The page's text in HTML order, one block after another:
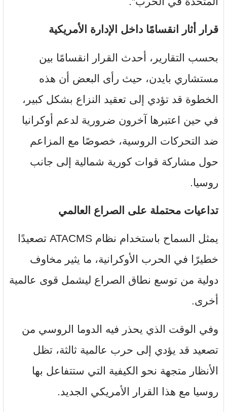
قرار أثار انقسامًا داخل الإدارة الأمريكية
بحسب التقارير، أحدث القرار انقسامًا بين
مستشاري بايدن، حيث رأى البعض أن هذه
الخطوة قد تؤدي إلى تعقيد النزاع بشكل كبير،
في حين اعتبرها آخرون ضرورية لدعم أوكرانيا
ضد التحركات الروسية، خصوصًا مع المزاعم
حول مشاركة قوات كورية شمالية إلى جانب
روسيا.
تداعيات محتملة على الصراع العالمي
يمثل السماح باستخدام نظام ATACMS تصعيدًا
خطيرًا في الحرب الأوكرانية، ما يثير مخاوف
دولية من توسع نطاق الصراع ليشمل قوى عالمية
أخرى.
وفي الوقت الذي يحذر فيه الدوما الروسي من
تصعيد قد يؤدي إلى حرب عالمية ثالثة، تظل
الأنظار متجهة نحو الكيفية التي ستتفاعل بها
روسيا مع هذا القرار الأمريكي الجديد.